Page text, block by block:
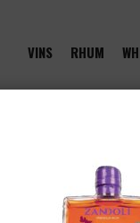
VINS RHUM
on value of